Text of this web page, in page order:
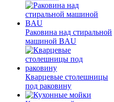
Раковина над стиральной
машиной BAU
Кварцевые столешницы
под раковину